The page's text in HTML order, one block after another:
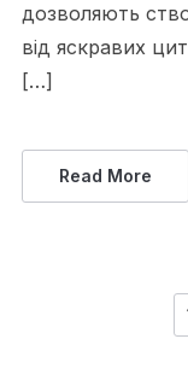
дозволяють
від яскравих
[…]
Read More